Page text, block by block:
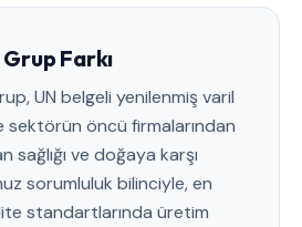
Farkı
UN belgeli yenilenmiş varil
sektörün öncü firmalarından
sağlığı ve doğaya karşı
sorumluluk bilinciyle, en
standartlarında üretim